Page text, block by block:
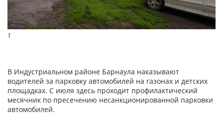
1
В Индустриальном районе Барнаула наказывают
водителей за парковку автомобилей на газонах и детских
площадках. С июля здесь проходит профилактический
месячник по пресечению несанкционированной парковки
автомобилей.